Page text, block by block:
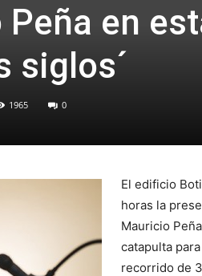
en
siglos´
1965 0
El edificio
horas la
Mauricio
catapulta
recorrido de